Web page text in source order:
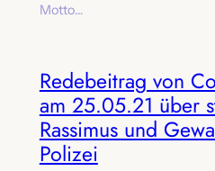
Motto…
Redebeitrag von
am 25.05.21 über
Rassimus und
Polizei